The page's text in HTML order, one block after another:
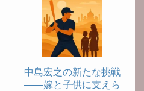
中島宏之の新たな挑戦
――嫁と子供に支えら